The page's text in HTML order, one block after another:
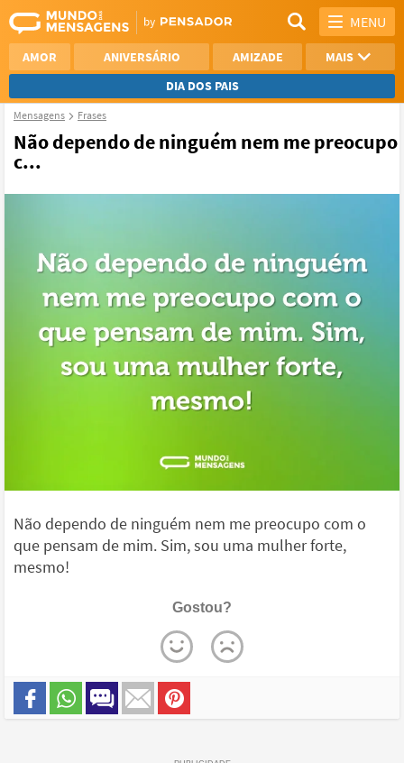
MENU
AMOR ANIVERSÁRIO AMIZADE
MAIS
DIA DOS PAIS
REFLEXÃO
Mensagens Frases
Não dependo de ninguém nem me preocupo
c...
Não dependo de ninguém nem me preocupo com o
que pensam de mim. Sim, sou uma mulher forte,
mesmo!
Gostou?